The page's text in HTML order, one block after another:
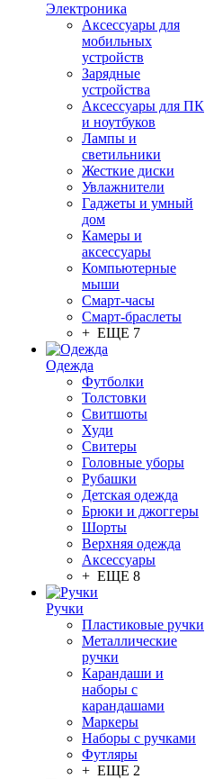
Электроника
Аксессуары для
мобильных
устройств
Зарядные
устройства
Аксессуары для ПК
и ноутбуков
Лампы и
светильники
Жесткие диски
Увлажнители
Гаджеты и умный
дом
Камеры и
аксессуары
Компьютерные
мыши
Смарт-часы
Смарт-браслеты
+ ЕЩЕ 7
Одежда
Футболки
Толстовки
Свитшоты
Худи
Свитеры
Головные уборы
Рубашки
Детская одежда
Брюки и джоггеры
Шорты
Верхняя одежда
Аксессуары
+ ЕЩЕ 8
Ручки
Пластиковые ручки
Металлические
ручки
Карандаши и
наборы с
карандашами
Маркеры
Наборы с ручками
Футляры
+ ЕЩЕ 2